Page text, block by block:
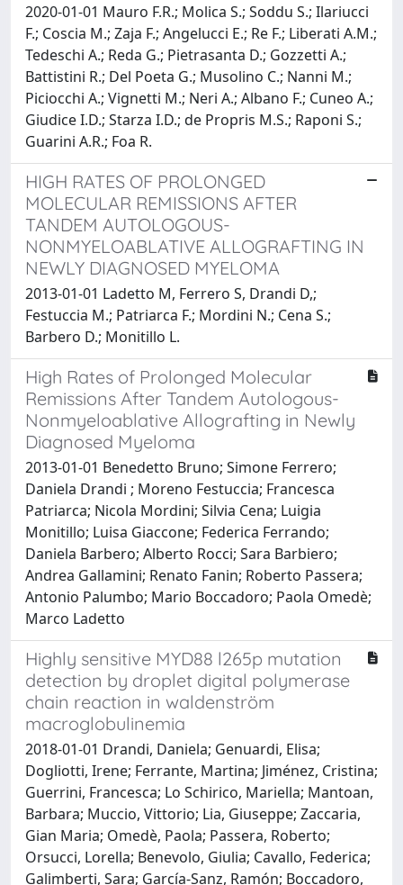
2020-01-01 Mauro F.R.; Molica S.; Soddu S.; Ilariucci
F.; Coscia M.; Zaja F.; Angelucci E.; Re F.; Liberati A.M.;
Tedeschi A.; Reda G.; Pietrasanta D.; Gozzetti A.;
Battistini R.; Del Poeta G.; Musolino C.; Nanni M.;
Piciocchi A.; Vignetti M.; Neri A.; Albano F.; Cuneo A.;
Giudice I.D.; Starza I.D.; de Propris M.S.; Raponi S.;
Guarini A.R.; Foa R.
HIGH RATES OF PROLONGED
MOLECULAR REMISSIONS AFTER
TANDEM AUTOLOGOUS-
NONMYELOABLATIVE ALLOGRAFTING IN
NEWLY DIAGNOSED MYELOMA
2013-01-01 Ladetto M, Ferrero S, Drandi D,;
Festuccia M.; Patriarca F.; Mordini N.; Cena S.;
Barbero D.; Monitillo L.
High Rates of Prolonged Molecular
Remissions After Tandem Autologous-
Nonmyeloablative Allografting in Newly
Diagnosed Myeloma
2013-01-01 Benedetto Bruno; Simone Ferrero;
Daniela Drandi ; Moreno Festuccia; Francesca
Patriarca; Nicola Mordini; Silvia Cena; Luigia
Monitillo; Luisa Giaccone; Federica Ferrando;
Daniela Barbero; Alberto Rocci; Sara Barbiero;
Andrea Gallamini; Renato Fanin; Roberto Passera;
Antonio Palumbo; Mario Boccadoro; Paola Omedè;
Marco Ladetto
Highly sensitive MYD88 l265p mutation
detection by droplet digital polymerase
chain reaction in waldenström
macroglobulinemia
2018-01-01 Drandi, Daniela; Genuardi, Elisa;
Dogliotti, Irene; Ferrante, Martina; Jiménez, Cristina;
Guerrini, Francesca; Lo Schirico, Mariella; Mantoan,
Barbara; Muccio, Vittorio; Lia, Giuseppe; Zaccaria,
Gian Maria; Omedè, Paola; Passera, Roberto;
Orsucci, Lorella; Benevolo, Giulia; Cavallo, Federica;
Galimberti, Sara; García-Sanz, Ramón; Boccadoro,